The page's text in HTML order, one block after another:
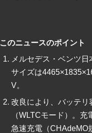
このニュースのポイント
メルセデス・ベンツ
サイズは
V。
改良により、バッテ
（WLTCモード）。
急速充電（CHAdeMO